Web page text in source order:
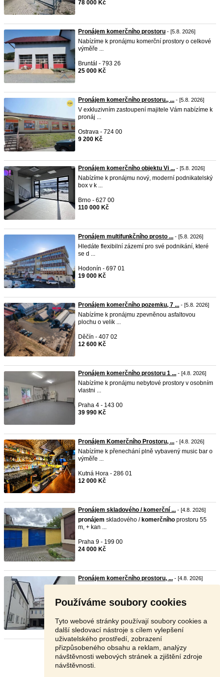
Používáme soubory cookies
Tyto webové stránky používají soubory cookies a
další sledovací nástroje s cílem vylepšení
uživatelského prostředí, zobrazení
přizpůsobeného obsahu a reklam, analýzy
návštěvnosti webových stránek a zjištění zdroje
návštěvnosti.
78 000 Kč
Pronájem komerčního prostoru - [5.8. 2026]
Nabízíme k pronájmu komerční prostory o celkové
výměře ...
Bruntál - 793 26
25 000 Kč
Pronájem komerčního prostoru., ... - [5.8. 2026]
V exkluzivním zastoupení majitele Vám nabízíme k
pronáj ...
Ostrava - 724 00
9 200 Kč
Pronájem komerčního objektu Vi ... - [5.8. 2026]
Nabízíme k pronájmu nový, moderní podnikatelský
box v k ...
Brno - 627 00
110 000 Kč
Pronájem multifunkčního prosto ... - [5.8. 2026]
Hledáte flexibilní zázemí pro své podnikání, které
se d ...
Hodonín - 697 01
19 000 Kč
Pronájem komerčního pozemku, 7 ... - [5.8. 2026]
Nabízíme k pronájmu zpevněnou asfaltovou
plochu o velik ...
Děčín - 407 02
12 600 Kč
Pronájem komerčního prostoru 1 ... - [4.8. 2026]
Nabízíme k pronájmu nebytové prostory v osobním
vlastni ...
Praha 4 - 143 00
39 990 Kč
Pronájem Komerčního Prostoru, ... - [4.8. 2026]
Nabízíme k přenechání plně vybavený music bar o
výměře ...
Kutná Hora - 286 01
12 000 Kč
Pronájem skladového / komerční ... - [4.8. 2026]
pronájem skladového / komerčního prostoru 55
m, + kan ...
Praha 9 - 199 00
24 000 Kč
Pronájem komerčního prostoru, ... - [4.8. 2026]
Dohodou
Stránka: 1 2 3 Další